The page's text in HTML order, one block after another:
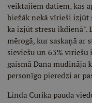
veiktajiem datiem, kas
biežāk nekā vīrieši izjūt
ka izjūt stresu ikdienā".
mērogā, kur saskaņā
sieviešu un 63%
gaismā Dana mudināja
personīgo pieredzi ar
Linda Curika pauda